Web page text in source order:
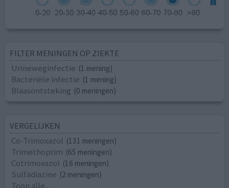
FILTER MENINGEN OP ZIEKTE
Urineweginfectie (1 mening)
Bacteriële infectie (1 mening)
Blaasontsteking (0 meningen)
VERGELIJKEN
Co-Trimoxazol (131 meningen)
Trimethoprim (65 meningen)
Cotrimoxazol (16 meningen)
Sulfadiazine (2 meningen)
Toon alle...